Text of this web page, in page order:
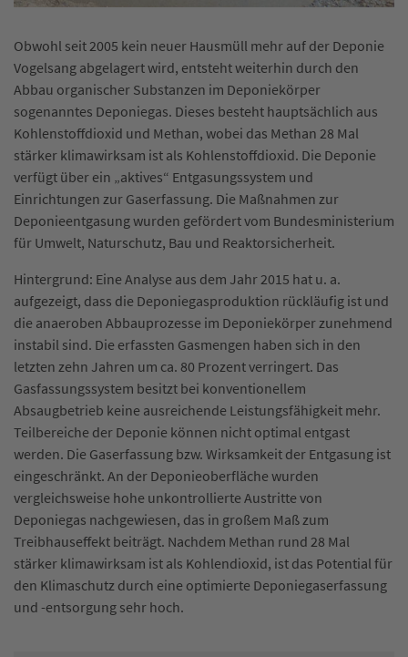
Obwohl seit 2005 kein neuer Hausmüll mehr auf der Deponie
Vogelsang abgelagert wird, entsteht weiterhin durch den
Abbau organischer Substanzen im Deponiekörper
sogenanntes Deponiegas. Dieses besteht hauptsächlich aus
Kohlenstoffdioxid und Methan, wobei das Methan 28 Mal
stärker klimawirksam ist als Kohlenstoffdioxid. Die Deponie
verfügt über ein „aktives“ Entgasungssystem und
Einrichtungen zur Gaserfassung. Die Maßnahmen zur
Deponieentgasung wurden gefördert vom Bundesministerium
für Umwelt, Naturschutz, Bau und Reaktorsicherheit.
Hintergrund: Eine Analyse aus dem Jahr 2015 hat u. a.
aufgezeigt, dass die Deponiegasproduktion rückläufig ist und
die anaeroben Abbauprozesse im Deponiekörper zunehmend
instabil sind. Die erfassten Gasmengen haben sich in den
letzten zehn Jahren um ca. 80 Prozent verringert. Das
Gasfassungssystem besitzt bei konventionellem
Absaugbetrieb keine ausreichende Leistungsfähigkeit mehr.
Teilbereiche der Deponie können nicht optimal entgast
werden. Die Gaserfassung bzw. Wirksamkeit der Entgasung ist
eingeschränkt. An der Deponieoberfläche wurden
vergleichsweise hohe unkontrollierte Austritte von
Deponiegas nachgewiesen, das in großem Maß zum
Treibhauseffekt beiträgt. Nachdem Methan rund 28 Mal
stärker klimawirksam ist als Kohlendioxid, ist das Potential für
den Klimaschutz durch eine optimierte Deponiegaserfassung
und -entsorgung sehr hoch.